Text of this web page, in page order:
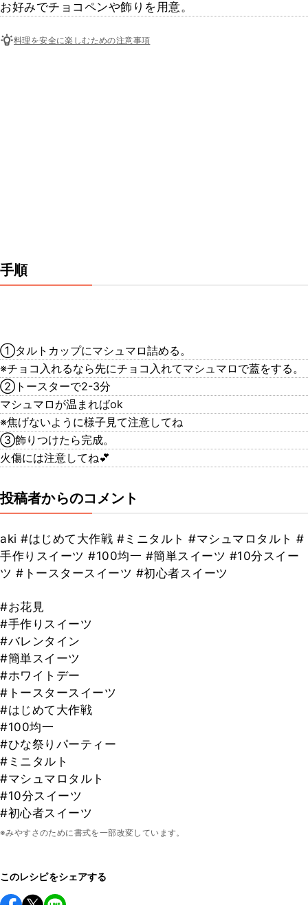
お好みでチョコペンや飾りを用意。
料理を安全に楽しむための注意事項
手順
①タルトカップにマシュマロ詰める。
※チョコ入れるなら先にチョコ入れてマシュマロで蓋をする。
②トースターで2-3分
マシュマロが温まればok
※焦げないように様子見て注意してね
③飾りつけたら完成。
火傷には注意してね💕
投稿者からのコメント
aki #はじめて大作戦 #ミニタルト #マシュマロタルト #
手作りスイーツ #100均一 #簡単スイーツ #10分スイー
ツ #トースタースイーツ #初心者スイーツ
#お花見
#手作りスイーツ
#バレンタイン
#簡単スイーツ
#ホワイトデー
#トースタースイーツ
#はじめて大作戦
#100均一
#ひな祭りパーティー
#ミニタルト
#マシュマロタルト
#10分スイーツ
#初心者スイーツ
※みやすさのために書式を一部改変しています。
このレシピをシェアする